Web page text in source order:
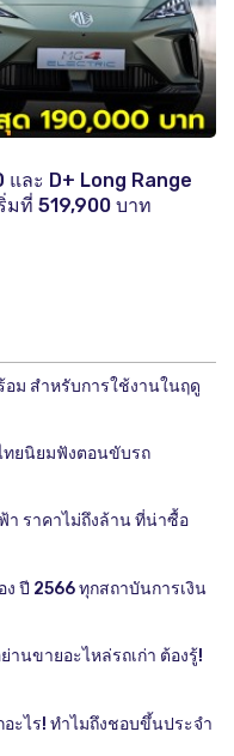
และ D+ Long Range
มที่ 519,900 บาท
อม สำหรับการใช้งานในฤดู
ทยนิยมฟังตอนขับรถ
า ราคาไม่ถึงล้าน ที่น่าซื้อ
ปี 2566 ทุกสถาบันการเงิน
านขายอะไหล่รถเก่า ต้องรู้!
ะไร! ทำไมถึงชอบขึ้นประจำ